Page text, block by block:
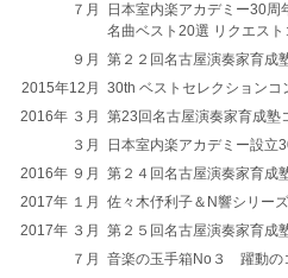
７月
日本室内楽アカデミー30周
名曲ベスト20選 リクエス
９月
第２２回名古屋演奏家育成
2015年12月
30th ベストセレクション
2016年 ３月
第23回名古屋演奏家育成塾
３月
日本室内楽アカデミー設立
2016年 ９月
第２４回名古屋演奏家育成
2017年 １月
佐々木伃利子＆N響シリー
2017年 ３月
第２５回名古屋演奏家育成
７月
音楽の玉手箱No３ 躍動の